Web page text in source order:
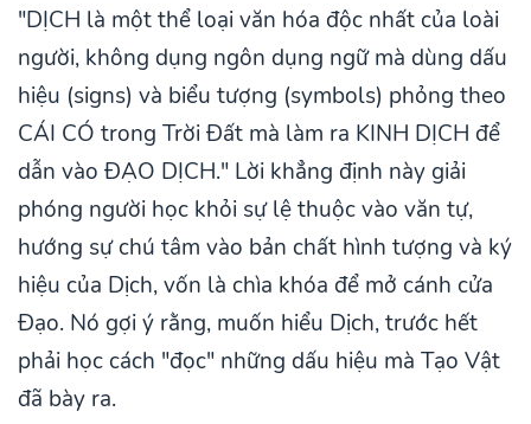
"DỊCH là một thể loại văn hóa độc nhất của loài
người, không dụng ngôn dụng ngữ mà dùng dấu
hiệu (signs) và biểu tượng (symbols) phỏng theo
CÁI CÓ trong Trời Đất mà làm ra KINH DỊCH để
dẫn vào ĐẠO DỊCH." Lời khẳng định này giải
phóng người học khỏi sự lệ thuộc vào văn tự,
hướng sự chú tâm vào bản chất hình tượng và ký
hiệu của Dịch, vốn là chìa khóa để mở cánh cửa
Đạo. Nó gợi ý rằng, muốn hiểu Dịch, trước hết
phải học cách "đọc" những dấu hiệu mà Tạo Vật
đã bày ra.